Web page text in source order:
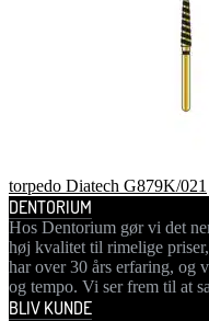
torpedo Diatech G879K/021
DENTORIUM
Hos Dentorium gør vi det
høj kvalitet til rimelige
har over 30 års erfaring, og
og tempo. Vi ser frem til at
BLIV KUNDE